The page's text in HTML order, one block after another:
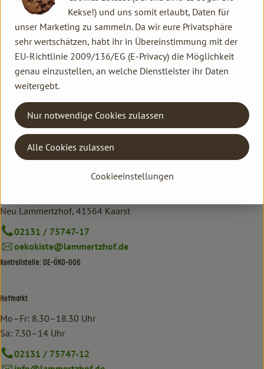
(*Passend zu unserem Konzept = Nachhaltigkeitsthemen,
Lebensmittel, Getränke und Kosmetik bio-zertifiziert, Non-
Food nachhaltig/handwerklich)
Kontakt allgemein
Familie Hannen GbR
Neu Lammertzhof, 41564 Kaarst
02131 / 75747-0
info@lammertzhof.de
Neu Lammertzhof, 41564 Kaarst
02131 / 75747-17
oekokiste@lammertzhof.de
Kontrollstelle: DE-ÖKO-006
Hofmarkt
Mo–Fr: 8.30–18.30 Uhr
Sa: 7.30–14 Uhr
02131 / 75747-12
Kekse!) und uns somit erlaubt, Daten für
unser Marketing zu sammeln. Da wir eure Privatsphäre
sehr wertschätzen, habt ihr in Übereinstimmung mit der
EU-Richtlinie 2009/136/EG (E-Privacy) die Möglichkeit
genau einzustellen, an welche Dienstleister ihr Daten
weitergebt.
Cookieeinstellungen
Nur notwendige Cookies zulassen
Alle Cookies zulassen